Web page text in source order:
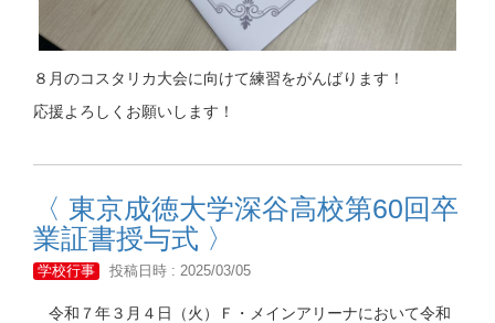
８月のコスタリカ大会に向けて練習をがんばります！
応援よろしくお願いします！
〈 東京成徳大学深谷高校第60回卒
業証書授与式 〉
学校行事 投稿日時 : 2025/03/05
令和７年３月４日（火）Ｆ・メインアリーナにおいて令和